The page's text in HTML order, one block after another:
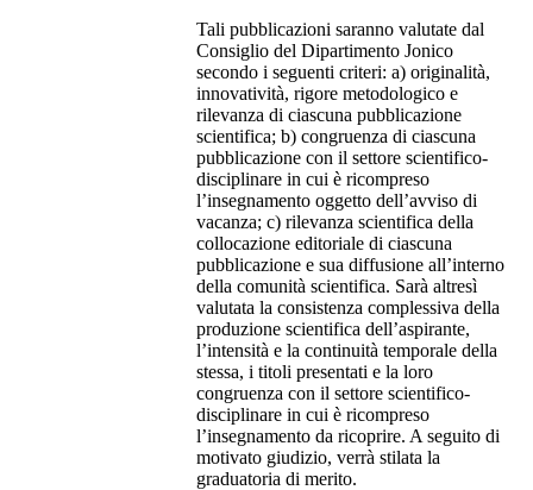
Tali pubblicazioni saranno valutate dal
Consiglio del Dipartimento Jonico
secondo i seguenti criteri: a) originalità,
innovatività, rigore metodologico e
rilevanza di ciascuna pubblicazione
scientifica; b) congruenza di ciascuna
pubblicazione con il settore scientifico-
disciplinare in cui è ricompreso
l’insegnamento oggetto dell’avviso di
vacanza; c) rilevanza scientifica della
collocazione editoriale di ciascuna
pubblicazione e sua diffusione all’interno
della comunità scientifica. Sarà altresì
valutata la consistenza complessiva della
produzione scientifica dell’aspirante,
l’intensità e la continuità temporale della
stessa, i titoli presentati e la loro
congruenza con il settore scientifico-
disciplinare in cui è ricompreso
l’insegnamento da ricoprire. A seguito di
motivato giudizio, verrà stilata la
graduatoria di merito.